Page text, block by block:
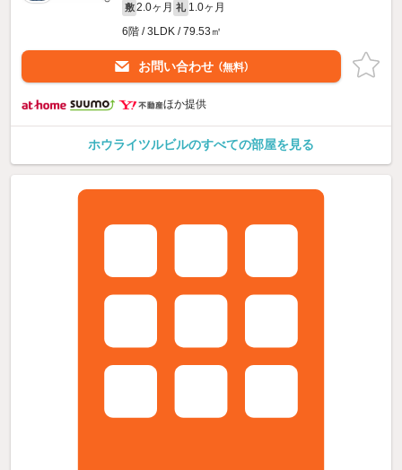
敷 2.0ヶ月 礼 1.0ヶ月
6階 / 3LDK / 79.53㎡
お問い合わせ （無料）
ほか提供
ホウライツルビルのすべての部屋を見る